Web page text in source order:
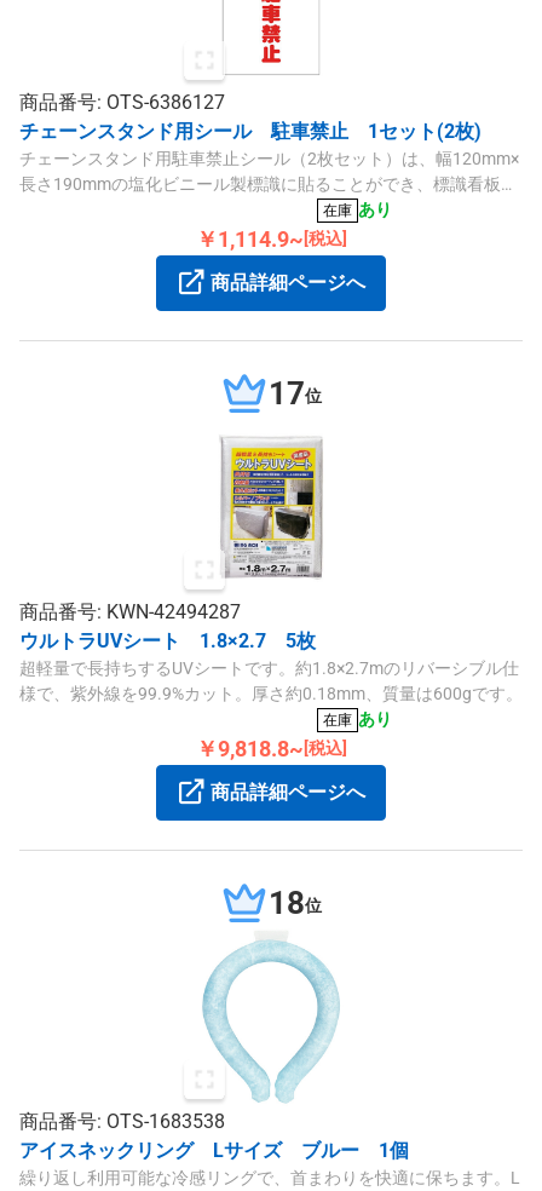
商品番号: OTS-6386127
チェーンスタンド用シール 駐車禁止 1セット(2枚)
チェーンスタンド用駐車禁止シール（2枚セット）は、幅120mm×
長さ190mmの塩化ビニール製標識に貼ることができ、標識看板に
在庫 あり
￥1,114.9~ [税込]
商品詳細ページへ
17位
商品番号: KWN-42494287
ウルトラUVシート 1.8×2.7 5枚
超軽量で長持ちするUVシートです。約1.8×2.7mのリバーシブル仕
様で、紫外線を99.9%カット。厚さ約0.18mm、質量は600gです。
在庫 あり
￥9,818.8~ [税込]
商品詳細ページへ
18位
商品番号: OTS-1683538
アイスネックリング Lサイズ ブルー 1個
繰り返し利用可能な冷感リングで、首まわりを快適に保ちます。L